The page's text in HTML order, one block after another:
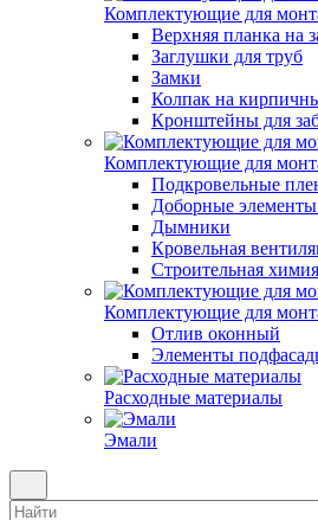
Комплектующие для
Верхняя планка на
Заглушки для труб
Замки
Колпак на
Кронштейны для
Комплектующие для
Подкровельные
Доборные
Дымники
Кровельная
Строительная химия
Комплектующие для
Отлив оконный
Элементы
Расходные материалы
Эмали